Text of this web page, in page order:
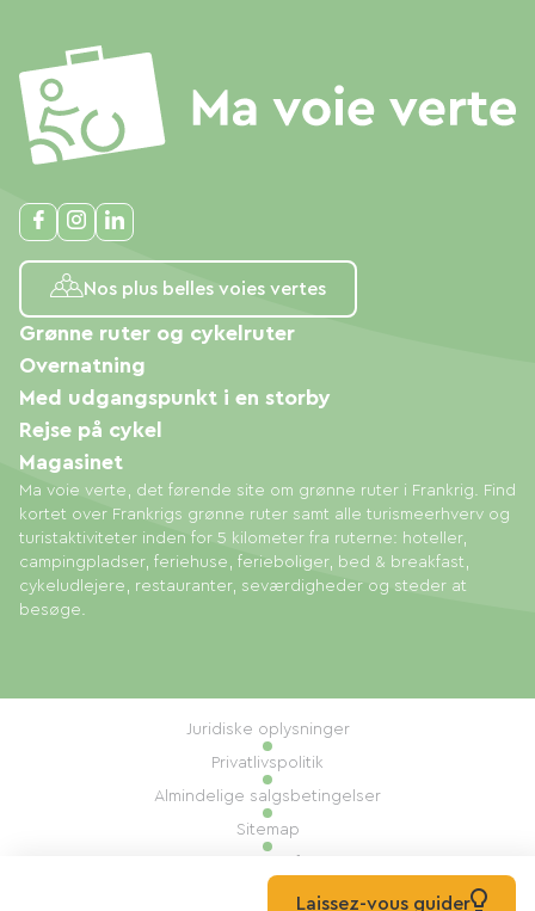
Nos plus belles voies vertes
Ma voie verte, det førende site om grønne ruter i Frankrig. Find
kortet over Frankrigs grønne ruter samt alle turismeerhverv og
turistaktiviteter inden for 5 kilometer fra ruterne: hoteller,
campingpladser, feriehuse, ferieboliger, bed & breakfast,
cykeludlejere, restauranter, seværdigheder og steder at
besøge.
Grønne ruter og cykelruter
Overnatning
Med udgangspunkt i en storby
Rejse på cykel
Magasinet
Juridiske oplysninger
Privatlivspolitik
Almindelige salgsbetingelser
Sitemap
Udført af: Mill, PrivasLaissez-vous guider